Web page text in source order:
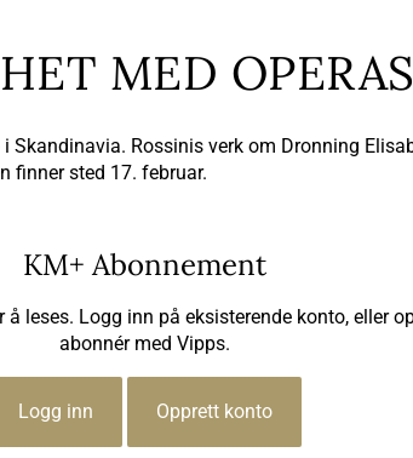
MED
i Skandinavia. Rossinis verk om Dronning
finner sted 17. februar.
KM+ Abonnement
leses. Logg inn på eksisterende konto, eller
abonnér med Vipps.
Logg inn Opprett konto